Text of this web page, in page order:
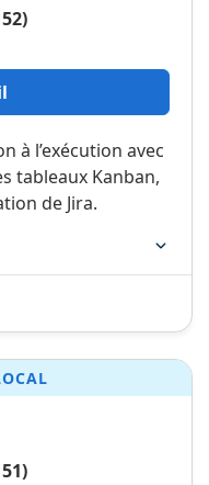
à l’exécution avec
tableaux Kanban,
de Jira.